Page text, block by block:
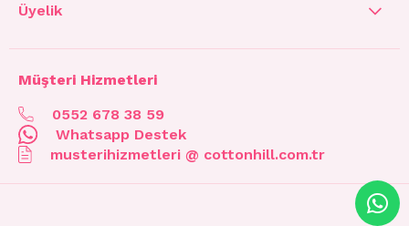
Üyelik
Müşteri Hizmetleri
0552 678 38 59
Whatsapp Destek
musterihizmetleri @ cottonhill.com.tr